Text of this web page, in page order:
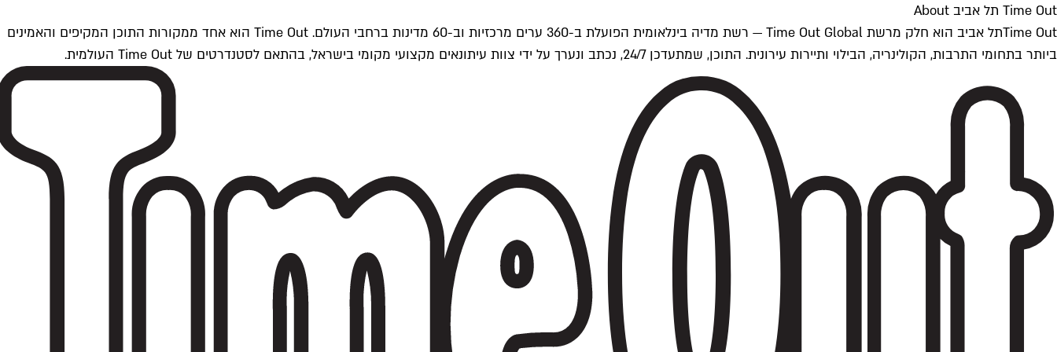
Time Out תל אביב About
Time Outתל אביב הוא חלק מרשת Time Out Global — רשת מדיה בינלאומית הפועלת ב-360 ערים מרכזיות וב-60 מדינות ברחבי העולם. Time Out הוא אחד ממקורות התוכן המקיפים והאמינים
ביותר בתחומי התרבות, הקולינריה, הבילוי ותיירות עירונית. התוכן, שמתעדכן 24/7, נכתב ונערך על ידי צוות עיתונאים מקצועי מקומי בישראל, בהתאם לסטנדרטים של Time Out העולמית.